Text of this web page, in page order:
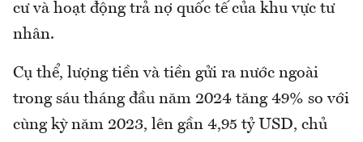
cư và hoạt động trả nợ quốc tế của khu vực tư
nhân.
Cụ thể, lượng tiền và tiền gửi ra nước ngoài
trong sáu tháng đầu năm 2024 tăng 49% so với
cùng kỳ năm 2023, lên gần 4,95 tỷ USD, chủ